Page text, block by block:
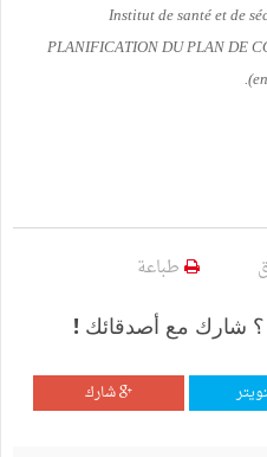
(6)Institut de santé et de
PLANIFICATION DU PLAN DE
طباعة
؟ شارك مع أصدقائك !
شارك